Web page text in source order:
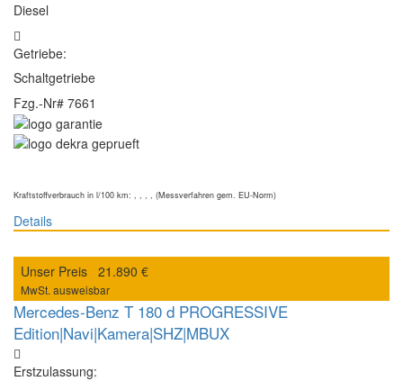
Diesel
Getriebe:
Schaltgetriebe
Fzg.-Nr# 7661
Kraftstoffverbrauch in l/100 km: , , , , (Messverfahren gem. EU-Norm)
Details
Unser Preis 21.890 €
MwSt. ausweisbar
Mercedes-Benz T 180 d PROGRESSIVE
Edition|Navi|Kamera|SHZ|MBUX
Erstzulassung: